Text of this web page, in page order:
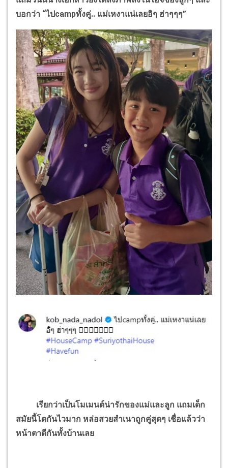
บอกว่า “ไปcampทั้งคู่.. แม่เหงาแน่เลยอิๆ ฮ่าๆๆๆ”
เรียกว่าเป็นโมเมนต์น่ารักของแม่และลูก แถมเด็ก
สมัยนี้โตกันไวมาก หล่อสวยสำเนาถูกคู่สุดๆ เชื่อแล้วว่า
หน้าตาดีกันทั้งบ้านเลย